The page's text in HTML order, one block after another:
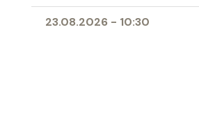
23.08.2026 - 10:30